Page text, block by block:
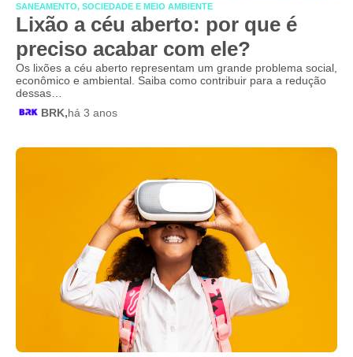
SANEAMENTO, SOCIEDADE E MEIO AMBIENTE
Lixão a céu aberto: por que é
preciso acabar com ele?
Os lixões a céu aberto representam um grande problema social,
econômico e ambiental. Saiba como contribuir para a redução
dessas…
BRK,há 3 anos